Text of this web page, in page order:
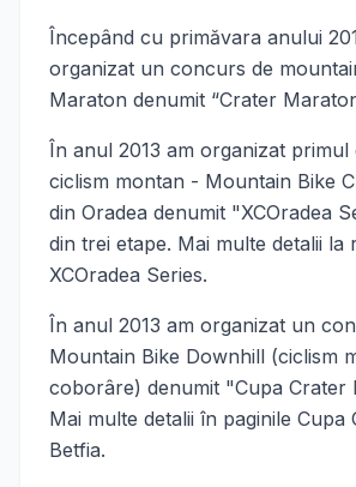
Începând cu primăvara anului
organizat un concurs de
Maraton denumit “Crater
În anul 2013 am organizat primul
ciclism montan - Mountain Bike
din Oradea denumit "XCOradea
din trei etape. Mai multe detalii la
XCOradea Series.
În anul 2013 am organizat un
Mountain Bike Downhill (ciclism
coborâre) denumit "Cupa Crater
Mai multe detalii în paginile Cupa
Betfia.